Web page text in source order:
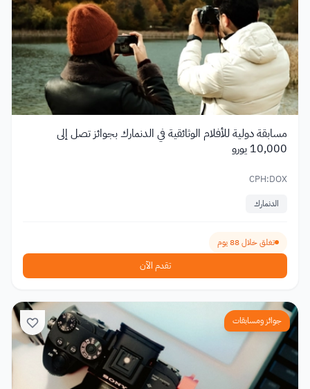
مسابقة دولية للأفلام الوثائقية في الدنمارك بجوائز تصل إلى
10,000 يورو
CPH:DOX
الدنمارك
تغلق خلال 88 يوم
تقدم الآن
جوائز ومسابقات